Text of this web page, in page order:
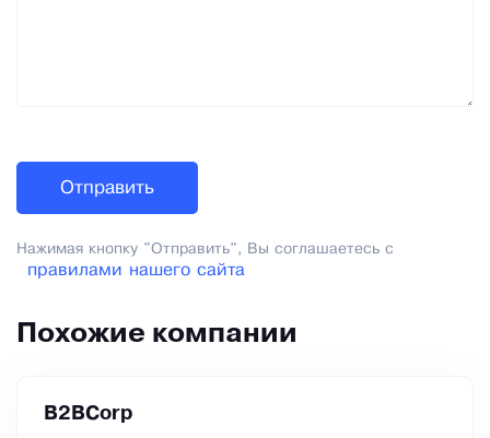
Нажимая кнопку "Отправить", Вы соглашаетесь с
правилами нашего сайта
Похожие компании
B2BCorp